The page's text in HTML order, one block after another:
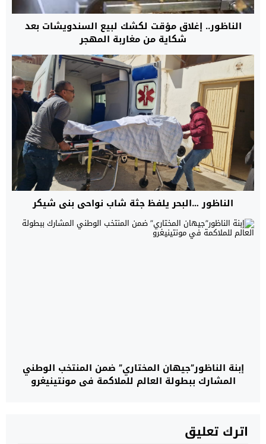
الناظور.. إغلاق مؤقت لكشك لبيع السندويشات بعد
شكاية من مغاربة المهجر
الناظور …البحر يلفظ جثة شاب نواحي بني شيكر
إبنة الناظور”جيهان المختاري” ضمن المنتخب الوطني
المشارك ببطولة العالم للملاكمة في مونتينيغرو
اترك تعليق